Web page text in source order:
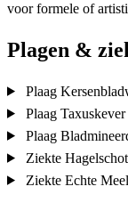
voor formele of
Plagen &
Plaag
Plaag Taxuskever
Plaag
Ziekte
Ziekte Echte